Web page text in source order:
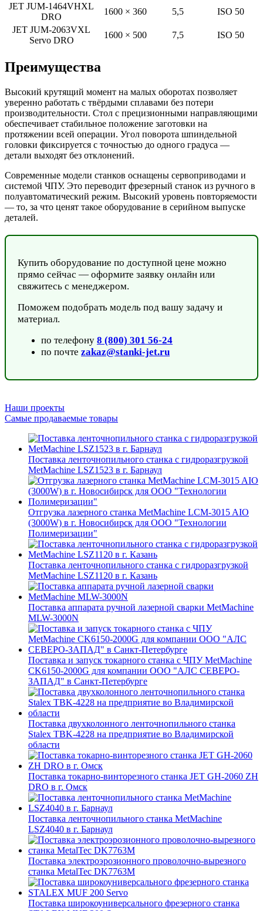
JET JUM-1464VHXL
DRO
1600 × 360 5,5
ISO 50
JET JUM-2063VXL
Servo DRO
1600 × 500 7,5 ISO 50
Преимущества
Высокий крутящий момент на малых оборотах позволяет
уверенно работать с твёрдыми сплавами без потери
производительности. Стол с прецизионными направляющими
обеспечивает стабильное положение заготовки на
протяжении всей операции. Угол поворота шпиндельной
головки фиксируется с точностью до одного градуса —
детали выходят без отклонений.
Современные модели станков оснащены сервоприводами и
системой ЧПУ. Это переводит фрезерный станок из ручного в
полуавтоматический режим. Высокий уровень повторяемости
— то, за что ценят такое оборудование в серийном выпуске
деталей.
Купить оборудование по доступной цене можно
прямо сейчас — оформите заявку онлайн или
свяжитесь с менеджером.
Поможем подобрать модель под вашу задачу и
материал.
по телефону 8 (800) 301 56-24
по почте zakaz@stanki-jet.ru
Наши проекты
Самые продаваемые товары
Поставка ленточнопильного станка c гидроразгрузкой
MetMachine LSZ1523 в г. Барнаул
Отгрузка лазерного станка MetMachine LCM-3015 AIO
(3000W) в г. Новосибирск для ООО "Технологии
Полимеризации"
Поставка ленточнопильного станка c гидроразгрузкой
MetMachine LSZ1120 в г. Казань
Поставка аппарата ручной лазерной сварки MetMachine
MLW-3000N
Поставка и запуск токарного станка с ЧПУ MetMachine
CK6150-2000G для компании ООО "АЛС СЕВЕРО-
ЗАПАД" в Санкт-Петербурге
Поставка двухколонного ленточнопильного станка
Stalex TBK-4228 на предприятие во Владимирской
области
Поставка токарно-винторезного станка JET GH-2060 ZH
DRO в г. Омск
Поставка ленточнопильного станка MetMachine
LSZ4040 в г. Барнаул
Поставка электроэрозионного проволочно-вырезного
станка MetalTec DK7763M
Поставка широкоуниверсального фрезерного станка